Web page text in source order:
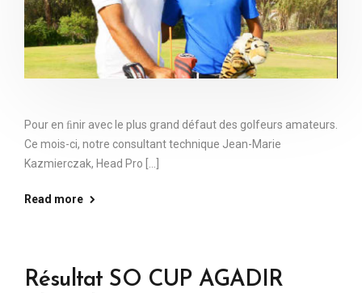
Pour en ﬁnir avec le plus grand défaut des golfeurs amateurs.
Ce mois-ci, notre consultant technique Jean-Marie
Kazmierczak, Head Pro [...]
Read more
Résultat SO CUP AGADIR